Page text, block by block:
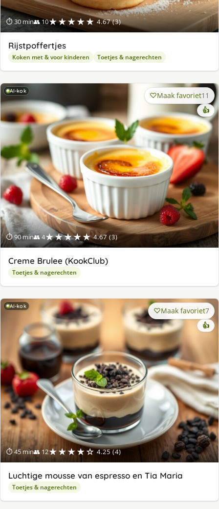
⏱ 30 min👥 10★★★★★ 4.67 (3)
Rijstpoffertjes
Koken met & voor kinderen Toetjes & nagerechten
AI-kok
⏱ 90 min👥 4★★★★★ 4.67 (3)
Maak favoriet11
👍
Creme Brulee (KookClub)
Toetjes & nagerechten
AI-kok
⏱ 45 min👥 12★★★★☆ 4.25 (4)
Maak favoriet7
👍
Luchtige mousse van espresso en Tia Maria
Toetjes & nagerechten